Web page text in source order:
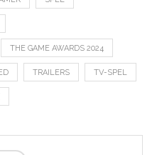
THE GAME AWARDS 2024
TRAILERS TV-SPEL